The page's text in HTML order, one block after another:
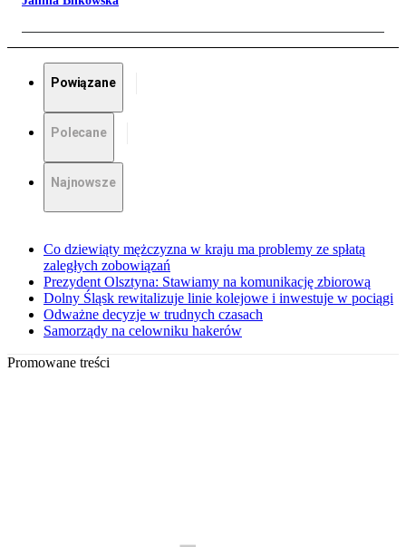
Powiązane
Polecane
Najnowsze
Co dziewiąty mężczyzna w kraju ma problemy ze spłatą
zaległych zobowiązań
Prezydent Olsztyna: Stawiamy na komunikację zbiorową
Dolny Śląsk rewitalizuje linie kolejowe i inwestuje w pociągi
Odważne decyzje w trudnych czasach
Samorządy na celowniku hakerów
Promowane treści